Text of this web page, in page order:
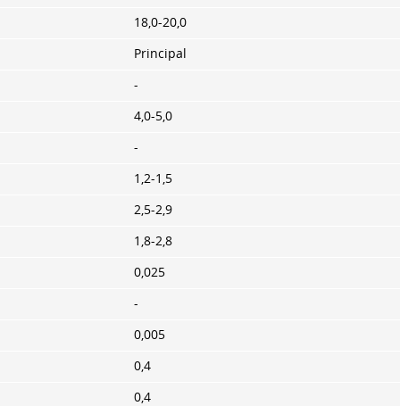
18,0-20,0
Principal
-
4,0-5,0
-
1,2-1,5
2,5-2,9
1,8-2,8
0,025
-
0,005
0,4
0,4